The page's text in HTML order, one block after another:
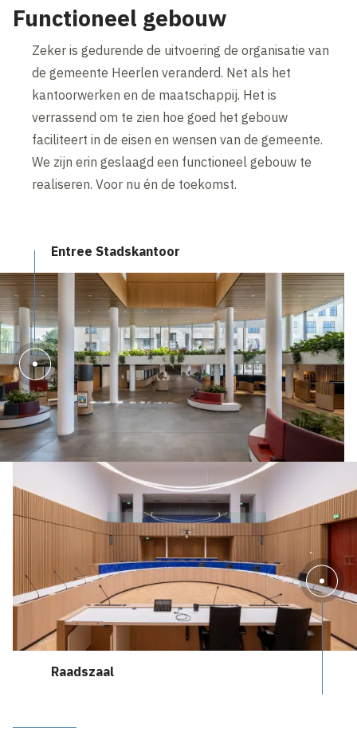
Functioneel gebouw
Zeker is gedurende de uitvoering de organisatie van
de gemeente Heerlen veranderd. Net als het
kantoorwerken en de maatschappij. Het is
verrassend om te zien hoe goed het gebouw
faciliteert in de eisen en wensen van de gemeente.
We zijn erin geslaagd een functioneel gebouw te
realiseren. Voor nu én de toekomst.
Entree Stadskantoor
Raadszaal